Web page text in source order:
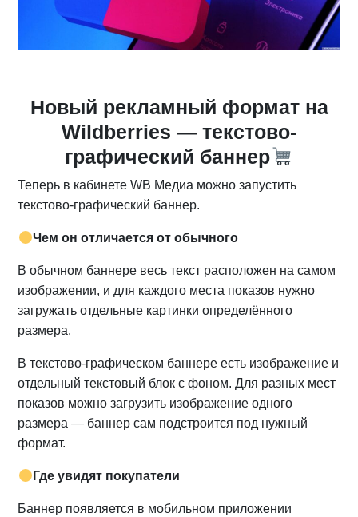
Новый рекламный формат на
Wildberries — текстово-
графический баннер
Теперь в кабинете WB Медиа можно запустить
текстово-графический баннер.
Чем он отличается от обычного
В обычном баннере весь текст расположен на самом
изображении, и для каждого места показов нужно
загружать отдельные картинки определённого
размера.
В текстово-графическом баннере есть изображение и
отдельный текстовый блок с фоном. Для разных мест
показов можно загрузить изображение одного
размера — баннер сам подстроится под нужный
формат.
Где увидят покупатели
Баннер появляется в мобильном приложении